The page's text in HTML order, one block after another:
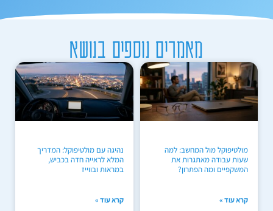
מאמרים נוספים בנושא
מולטיפוקל מול המחשב: למה
שעות עבודה מאתגרות את
המשקפיים ומה הפתרון?
קרא עוד »
נהיגה עם מולטיפוקל: המדריך
המלא לראייה חדה בכביש,
במראות ובווייז
קרא עוד »